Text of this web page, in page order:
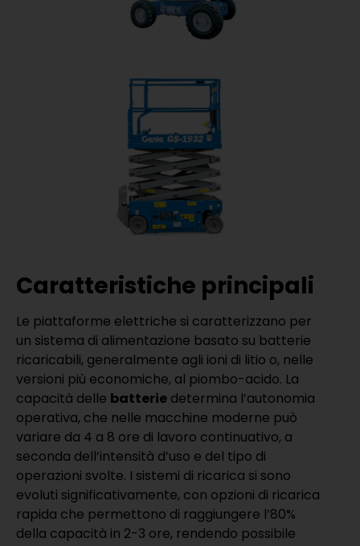
Caratteristiche principali
Le piattaforme elettriche si caratterizzano per
un sistema di alimentazione basato su batterie
ricaricabili, generalmente agli ioni di litio o, nelle
versioni più economiche, al piombo-acido. La
capacità delle batterie determina l’autonomia
operativa, che nelle macchine moderne può
variare da 4 a 8 ore di lavoro continuativo, a
seconda dell’intensità d’uso e del tipo di
operazioni svolte. I sistemi di ricarica si sono
evoluti significativamente, con opzioni di ricarica
rapida che permettono di raggiungere l’80%
della capacità in 2-3 ore, rendendo possibile